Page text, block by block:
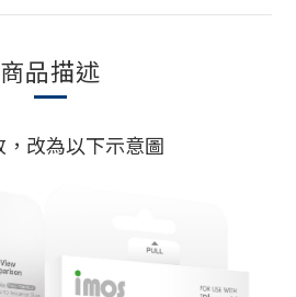
商品描述
改為以下示意圖